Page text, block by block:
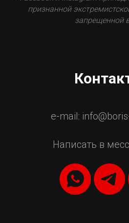
признанной
запрещенной
e-mail:
Написать в